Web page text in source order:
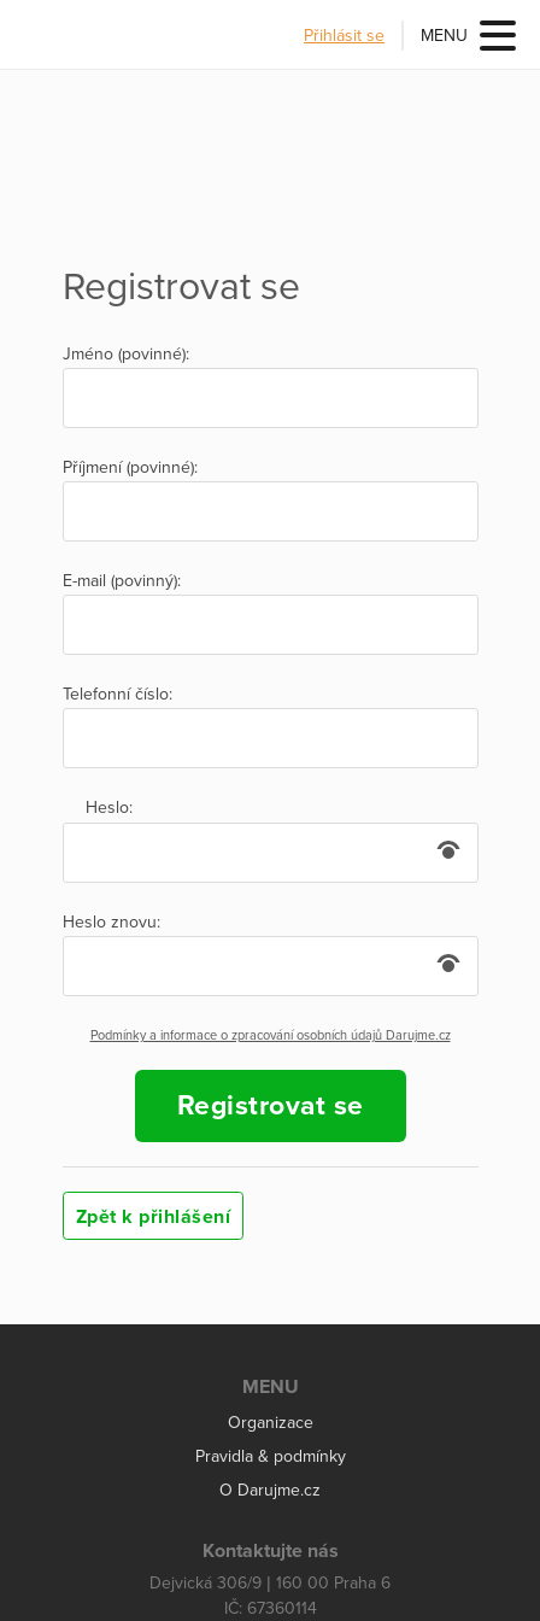
Přihlásit se MENU
Registrovat se
Jméno (povinné):
Příjmení (povinné):
E-mail (povinný):
Telefonní číslo:
Heslo:
Heslo znovu:
Podmínky a informace o zpracování osobních údajů Darujme.cz
Registrovat se
Zpět k přihlášení
MENU
Organizace
Pravidla & podmínky
O Darujme.cz
Kontaktujte nás
Dejvická 306/9 | 160 00 Praha 6
IČ: 67360114